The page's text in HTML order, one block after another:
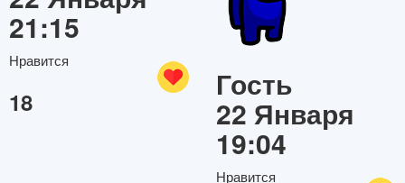
21:15
Нравится
18 Гость
22 Января
19:04
Нравится